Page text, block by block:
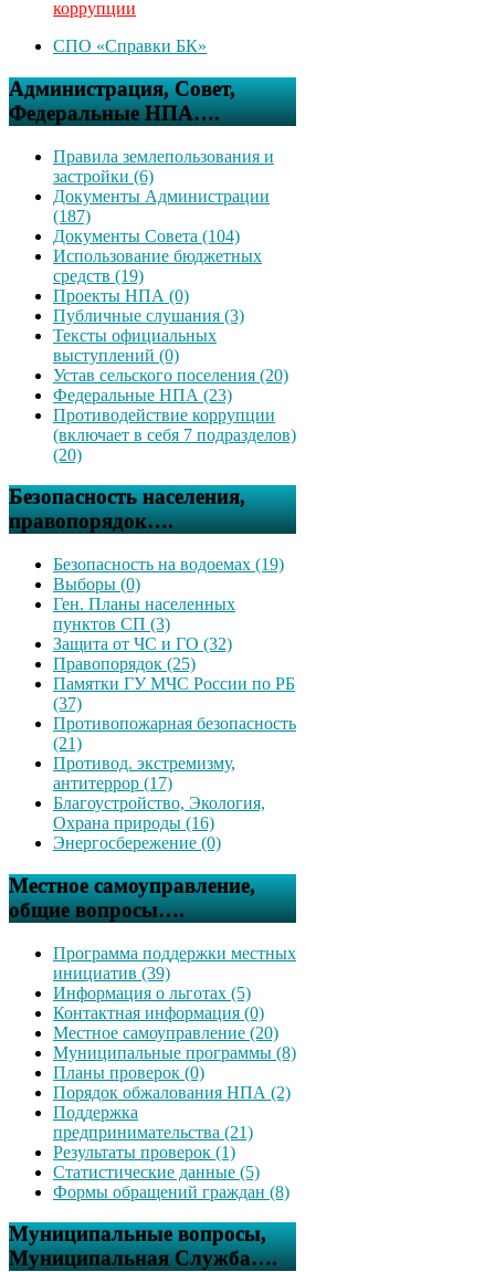
коррупции
СПО «Справки БК»
Администрация, Совет,
Федеральные НПА….
Правила землепользования и
застройки (6)
Документы Администрации
(187)
Документы Совета (104)
Использование бюджетных
средств (19)
Проекты НПА (0)
Публичные слушания (3)
Тексты официальных
выступлений (0)
Устав сельского поселения (20)
Федеральные НПА (23)
Противодействие коррупции
(включает в себя 7 подразделов)
(20)
Безопасность населения,
правопорядок….
Безопасность на водоемах (19)
Выборы (0)
Ген. Планы населенных
пунктов СП (3)
Защита от ЧС и ГО (32)
Правопорядок (25)
Памятки ГУ МЧС России по РБ
(37)
Противопожарная безопасность
(21)
Противод. экстремизму,
антитеррор (17)
Благоустройство, Экология,
Охрана природы (16)
Энергосбережение (0)
Местное самоуправление,
общие вопросы….
Программа поддержки местных
инициатив (39)
Информация о льготах (5)
Контактная информация (0)
Местное самоуправление (20)
Муниципальные программы (8)
Планы проверок (0)
Порядок обжалования НПА (2)
Поддержка
предпринимательства (21)
Результаты проверок (1)
Статистические данные (5)
Формы обращений граждан (8)
Муниципальные вопросы,
Муниципальная Служба….